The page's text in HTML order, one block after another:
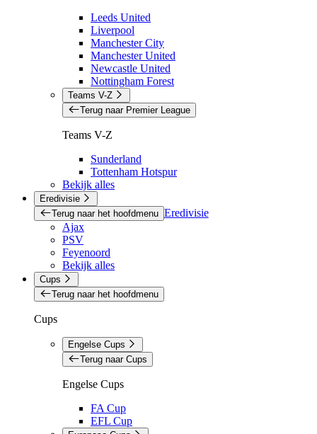
Leeds United
Liverpool
Manchester City
Manchester United
Newcastle United
Nottingham Forest
Teams V-Z
Terug naar Premier League
Teams V-Z
Sunderland
Tottenham Hotspur
Bekijk alles
Eredivisie
Terug naar het hoofdmenu Eredivisie
Ajax
PSV
Feyenoord
Bekijk alles
Cups
Terug naar het hoofdmenu
Cups
Engelse Cups
Terug naar Cups
Engelse Cups
FA Cup
EFL Cup